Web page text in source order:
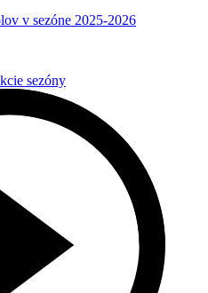
v sezóne 2025-2026